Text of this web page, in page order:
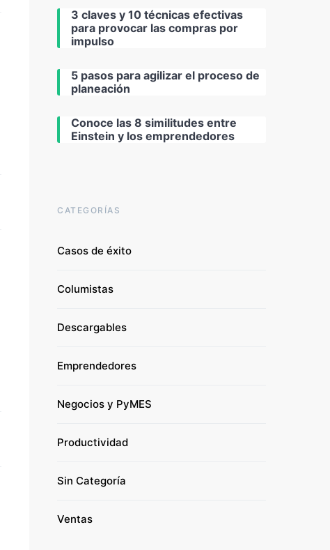
3 claves y 10 técnicas efectivas
para provocar las compras por
impulso
5 pasos para agilizar el proceso de
planeación
Conoce las 8 similitudes entre
Einstein y los emprendedores
CATEGORÍAS
Casos de éxito
Columistas
Descargables
Emprendedores
Negocios y PyMES
Productividad
Sin Categoría
Ventas